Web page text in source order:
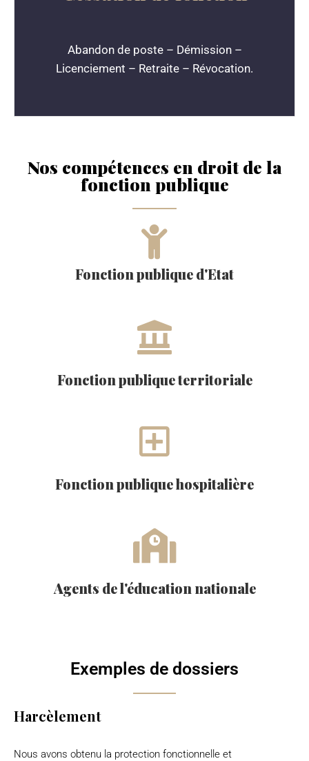
Abandon de poste – Démission –
Licenciement – Retraite – Révocation.
Nos compétences en droit de la
fonction publique
Fonction publique d'Etat
Fonction publique territoriale
Fonction publique hospitalière
Agents de l'éducation nationale
Exemples de dossiers
Harcèlement
Nous avons obtenu la protection fonctionnelle et